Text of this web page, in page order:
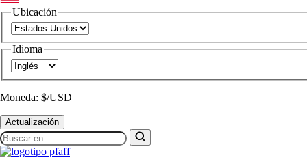
Ubicación
Idioma
Moneda: $/USD
Actualización
Buscar
en
SVP